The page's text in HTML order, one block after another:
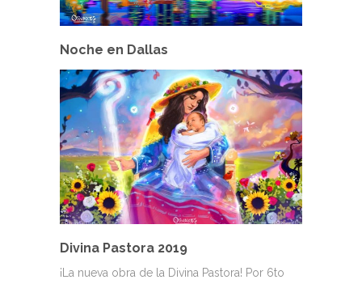
Noche en Dallas
Divina Pastora 2019
¡La nueva obra de la Divina Pastora! Por 6to